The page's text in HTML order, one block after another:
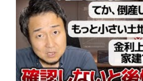
工務店・HM選び
土地探し
間取り